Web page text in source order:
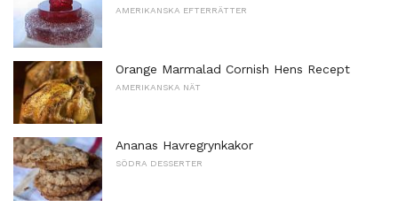
AMERIKANSKA EFTERRÄTTER
Orange Marmalad Cornish Hens Recept
AMERIKANSKA NÄT
Ananas Havregrynkakor
SÖDRA DESSERTER